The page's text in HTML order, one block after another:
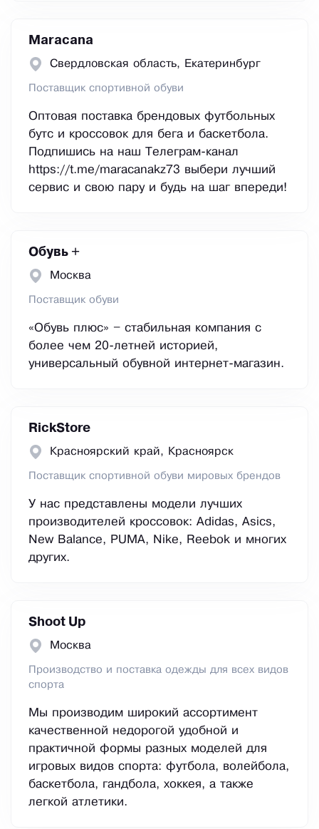
Maracana
Свердловская область, Екатеринбург
Поставщик спортивной обуви
Оптовая поставка брендовых футбольных
бутс и кроссовок для бега и баскетбола.
Подпишись на наш Телеграм-канал
https://t.me/maracanakz73 выбери лучший
сервис и свою пару и будь на шаг впереди!
Обувь +
Москва
Поставщик обуви
«Обувь плюс» – стабильная компания с
более чем 20-летней историей,
универсальный обувной интернет-магазин.
RickStore
Красноярский край, Красноярск
Поставщик спортивной обуви мировых брендов
У нас представлены модели лучших
производителей кроссовок: Adidas, Asics,
New Balance, PUMA, Nike, Reebok и многих
других.
Shoot Up
Москва
Производство и поставка одежды для всех видов
спорта
Мы производим широкий ассортимент
качественной недорогой удобной и
практичной формы разных моделей для
игровых видов спорта: футбола, волейбола,
баскетбола, гандбола, хоккея, а также
легкой атлетики.